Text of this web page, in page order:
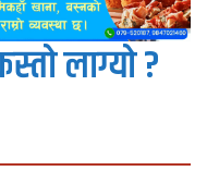
लाग्यो ?